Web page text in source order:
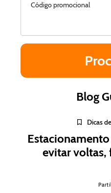
Código promocional
Blog
Dicas
evitar voltas,